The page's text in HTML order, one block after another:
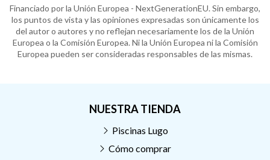
Financiado por la Unión Europea - NextGenerationEU. Sin embargo,
los puntos de vista y las opiniones expresadas son únicamente los
del autor o autores y no reflejan necesariamente los de la Unión
Europea o la Comisión Europea. Ni la Unión Europea ni la Comisión
Europea pueden ser consideradas responsables de las mismas.
NUESTRA TIENDA
Piscinas Lugo
Cómo comprar